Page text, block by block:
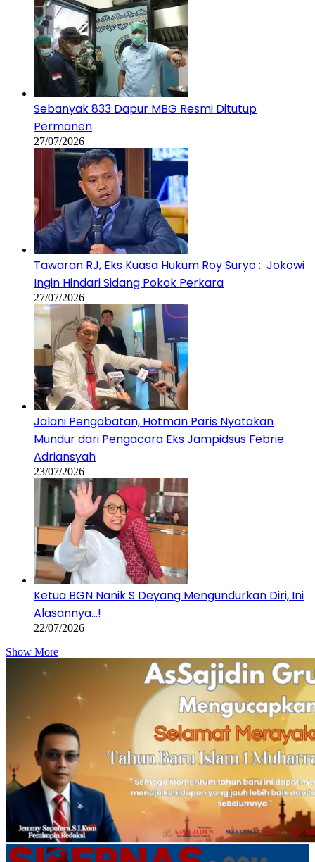
Sebanyak 833 Dapur MBG Resmi Ditutup
Permanen
27/07/2026
Tawaran RJ, Eks Kuasa Hukum Roy Suryo : Jokowi
Ingin Hindari Sidang Pokok Perkara
27/07/2026
Jalani Pengobatan, Hotman Paris Nyatakan
Mundur dari Pengacara Eks Jampidsus Febrie
Adriansyah
23/07/2026
Ketua BGN Nanik S Deyang Mengundurkan Diri, Ini
Alasannya…!
22/07/2026
Show More